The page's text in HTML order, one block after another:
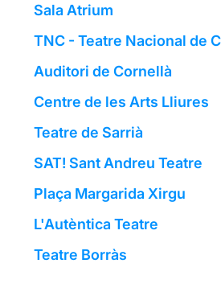
Sala Atrium
TNC - Teatre Nacional de
Auditori de Cornellà
Centre de les Arts Lliures
Teatre de Sarrià
SAT! Sant Andreu Teatre
Plaça Margarida Xirgu
L'Autèntica Teatre
Teatre Borràs